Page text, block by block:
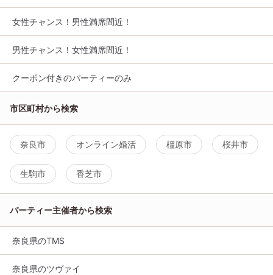
女性チャンス！男性満席間近！
男性チャンス！女性満席間近！
クーポン付きのパーティーのみ
市区町村から検索
奈良市 オンライン婚活 橿原市 桜井市
生駒市 香芝市
パーティー主催者から検索
奈良県のTMS
奈良県のツヴァイ